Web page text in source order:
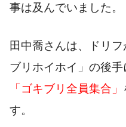
事は及んでいました。
田中喬さんは、ドリ
ブリホイホイ」の後
「ゴキブリ全員集合」
す。